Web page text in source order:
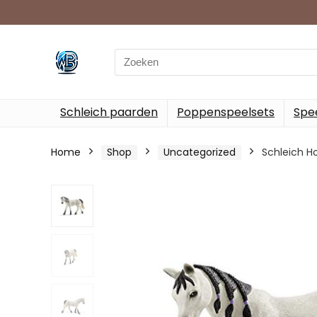
Search
for:
Schleich paarden Poppenspeelsets
Home Shop Uncategorized Schleich